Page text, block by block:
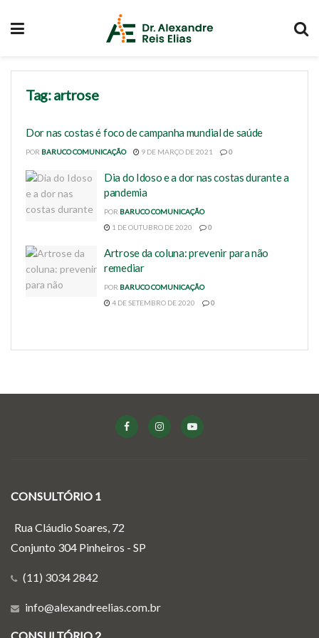
Tag:artrose
Dor nas costas é foco de campanha mundial de saúde
POR BARUCO COMUNICAÇÃO 9 DE MARÇO DE 2021 0
Dia do Idoso e a dor nas costas durante a
pandemia
POR BARUCO COMUNICAÇÃO
1 DE OUTUBRO DE 2020
0
Artrose da coluna: prevenir para não
remediar
POR BARUCO COMUNICAÇÃO
4 DE SETEMBRO DE 2020
0
CONSULTÓRIO 1
Rua Cláudio Soares, 72
Conjunto 304 Pinheiros - SP
(11) 3034 2842
info@alexandreelias.com.br